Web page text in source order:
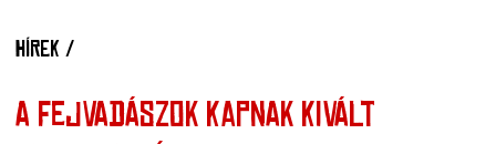
HÍREK /
A FEJVADÁSZOK KAPNAK KIVÁLT